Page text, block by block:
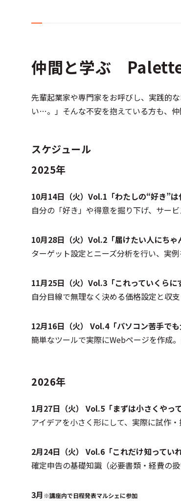
仲間と学ぶ Palette
先輩起業家や専門家をお呼びし、実践的
い…。」そんな不安を抱えている方も、
スケジュール
2025年
10月14日（火）Vol.1「わたしの“好き”
自分の「好き」や得意を掘り下げ、サー
10月28日（火）Vol.2「届けたい人にち
ターゲット設定とニーズ分析を行い、実
11月25日（火）Vol.3「これっていくら
自分目線で無理なく決める価格設定と収
12月16日（火） Vol.4「パソコン苦手で
簡単なツールで実際にWebページを作成
2026年
1月27日（火） Vol.5「まずは小さくやっ
アイデアを小さく形にして、実際に試作
2月24日（火） Vol.6「これだけ知ってい
確定申告の基礎知識（必要書類・経費の
3月※講座内で日程発表マルシェに参加